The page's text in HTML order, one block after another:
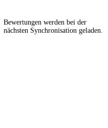
Bewertungen werden bei der
nächsten Synchronisation geladen.